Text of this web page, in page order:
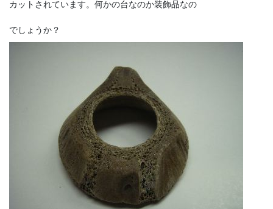
カットされています。何かの台なのか装飾品なの
でしょうか？